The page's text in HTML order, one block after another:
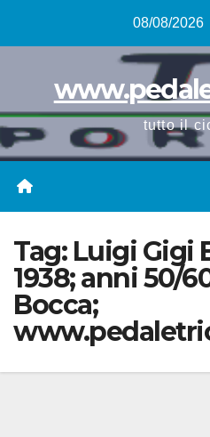
08/08/2026
tutto il
Tag: Luigi Gigi
1938; anni 50/
Bocca;